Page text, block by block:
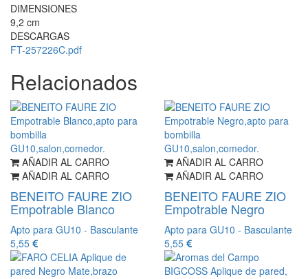
DIMENSIONES
9,2 cm
DESCARGAS
FT-257226C.pdf
Relacionados
AÑADIR AL CARRO
AÑADIR AL CARRO
BENEITO FAURE ZIO
Empotrable Blanco
Apto para GU10 - Basculante
5,55
AÑADIR AL CARRO
AÑADIR AL CARRO
BENEITO FAURE ZIO
Empotrable Negro
Apto para GU10 - Basculante
5,55